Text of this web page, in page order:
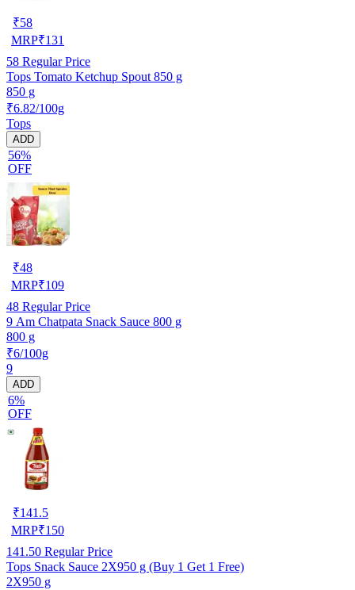
₹58
MRP₹131
58 Regular Price
Tops Tomato Ketchup Spout 850 g
850 g
₹6.82/100g
Tops
ADD
56%
OFF
₹48
MRP₹109
48 Regular Price
9 Am Chatpata Snack Sauce 800 g
800 g
₹6/100g
9
ADD
6%
OFF
₹141.5
MRP₹150
141.50 Regular Price
Tops Snack Sauce 2X950 g (Buy 1 Get 1 Free)
2X950 g